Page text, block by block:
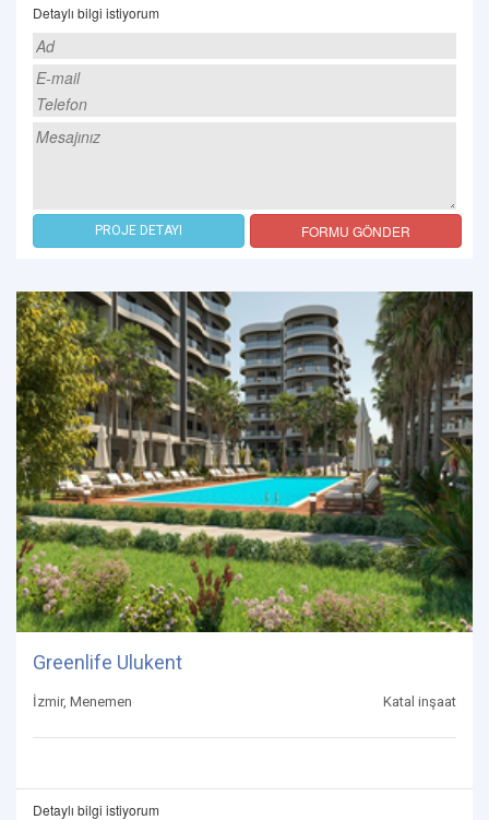
Detaylı bilgi istiyorum
PROJE DETAYI FORMU GÖNDER
Greenlife Ulukent
İzmir, Menemen Katal inşaat
Detaylı bilgi istiyorum